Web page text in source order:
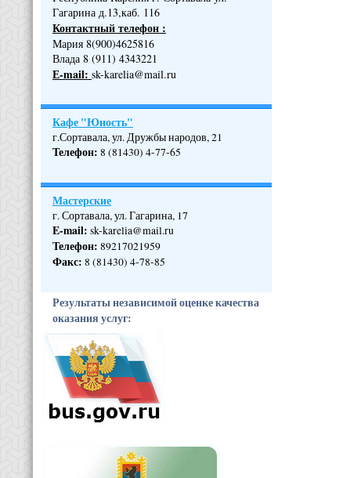
Гагарина д.13,каб. 116
Контактный телефон :
Мария 8(900)4625816
Влада 8 (911) 4343221
Е-mail: sk-karelia@mail.ru
Кафе "Юность"
г.Сортавала, ул. Дружбы народов, 21
Телефон: 8 (81430) 4-77-65
Мастерские
г. Сортавала, ул. Гагарина, 17
E-mail: sk-karelia@mail.ru
Телефон: 89217021959
Факс: 8 (81430) 4-78-85
Результаты независимой оценке качества
оказания услуг: